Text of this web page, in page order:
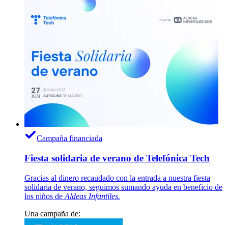
Campaña financiada
Fiesta solidaria de verano de Telefónica Tech
Gracias al dinero recaudado con la entrada a nuestra fiesta
solidaria de verano, seguimos sumando ayuda en beneficio de
los niños de Aldeas Infantiles.
Una campaña de: